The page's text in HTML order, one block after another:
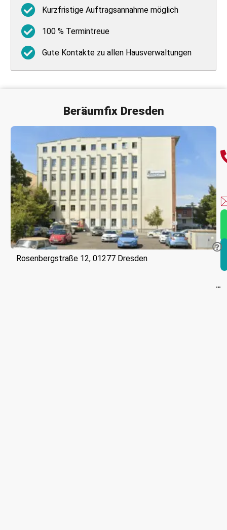
Kurzfristige Auftragsannahme möglich
100 % Termintreue
Gute Kontakte zu allen Hausverwaltungen
BeräumfixDresden
Rosenbergstraße 12, 01277 Dresden